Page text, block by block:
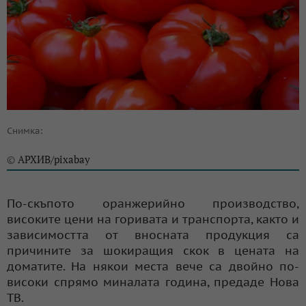
Снимка:
© АРХИВ/pixabay
По-скъпото оранжерийно производство,
високите цени на горивата и транспорта, както и
зависимостта от вносната продукция са
причините за шокиращия скок в цената на
доматите. На някои места вече са двойно по-
високи спрямо миналата година, предаде Нова
ТВ.